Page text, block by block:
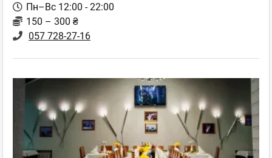
Пн–Вс 12:00 - 22:00
150 – 300 ₴
057 728-27-16